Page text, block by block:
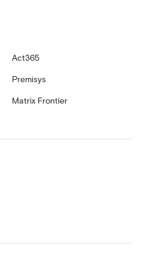
Act365
Premisys
Matrix Frontier